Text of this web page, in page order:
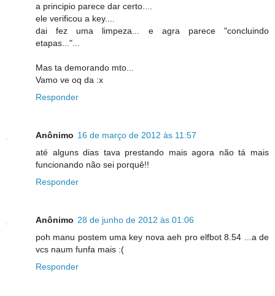
a principio parece dar certo....
ele verificou a key....
dai fez uma limpeza... e agra parece "concluindo
etapas..."...
Mas ta demorando mto...
Vamo ve oq da :x
Responder
Anônimo 16 de março de 2012 às 11:57
até alguns dias tava prestando mais agora não tá mais
funcionando não sei porquê!!
Responder
Anônimo 28 de junho de 2012 às 01:06
poh manu postem uma key nova aeh pro elfbot 8.54 ...a de
vcs naum funfa mais :(
Responder